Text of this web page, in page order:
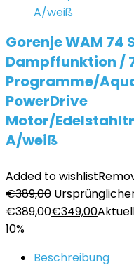
Gorenje WAM 74
Dampffunktion /
Programme/
PowerDrive
Motor/
A/weiß
Added to wishlist
€389,00
€389,00€349,00
10%
Beschreibung